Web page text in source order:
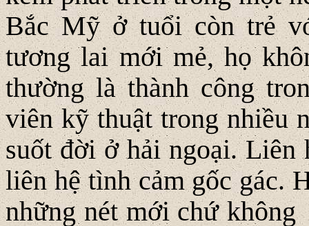
Bắc Mỹ ở tuổi còn trẻ
tương lai mới mẻ, họ
thường là thành công
viên kỹ thuật trong nhiều
suốt đời ở hải ngoại. Liên
liên hệ tình cảm gốc gác.
những nét mới chứ